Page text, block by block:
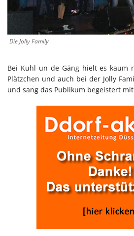
Die Jolly Family
Bei Kuhl un de Gäng hielt es kaum
Plätzchen und auch bei der Jolly
und sang das Publikum begeistert